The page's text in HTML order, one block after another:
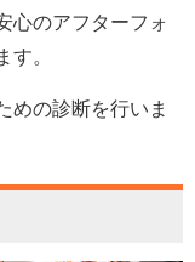
心のアフターフォ
す。
めの診断を行いま